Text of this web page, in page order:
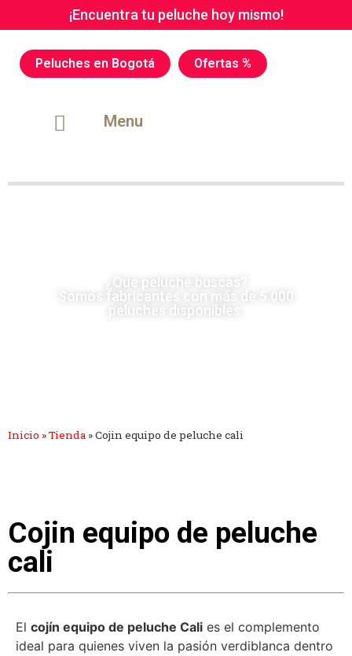
¡Encuentra tu peluche hoy mismo!
Peluches en Bogotá Ofertas %
Menu
¿Qué peluche buscas?
Somos fabricantes con más de 5.000
peluches disponibles.
Inicio »Tienda »Cojin equipo de peluche cali
Cojin equipo de peluche
cali
El cojín equipo de peluche Cali es el complemento
ideal para quienes viven la pasión verdiblanca dentro